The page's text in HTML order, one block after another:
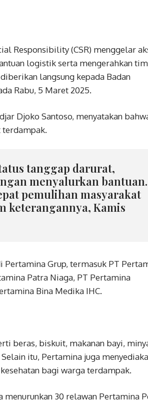
Responsibility (CSR) menggelar
logistik serta mengerahkan
langsung kepada Badan
Rabu, 5 Maret 2025.
Djoko Santoso, menyatakan
terdampak.
tanggap darurat,
menyalurkan bantuan.
pemulihan masyarakat
keterangannya, Kamis
Grup, termasuk PT
Patra Niaga, PT Pertamina
Bina Medika IHC.
beras, biskuit, makanan bayi,
itu, Pertamina juga
bagi warga terdampak.
30 relawan Pertamina